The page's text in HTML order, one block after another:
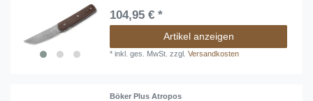
104,95 € *
Artikel anzeigen
*inkl. ges. MwSt. zzgl.Versandkosten
Böker Plus Atropos